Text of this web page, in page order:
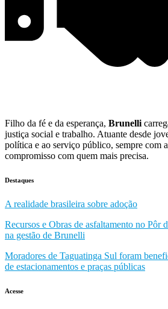
Filho da fé e da esperança, Brunelli
justiça social e trabalho. Atuante desde
política e ao serviço público, sempre com
compromisso com quem mais precisa.
Destaques
A realidade brasileira sobre adoção
Recursos e Obras de asfaltamento no Pôr
na gestão de Brunelli
Moradores de Taguatinga Sul foram
de estacionamentos e praças públicas
Acesse